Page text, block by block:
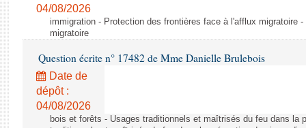
04/08/2026
immigration - Protection des frontières face à l'afflux migratoire
migratoire
Question écrite n° 17482 de Mme Danielle Brulebois
Date de
dépôt :
04/08/2026
bois et forêts - Usages traditionnels et maîtrisés du feu dans la